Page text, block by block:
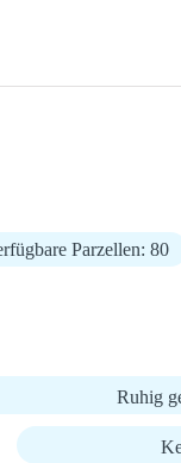
Parzellen: 80
Ruhig